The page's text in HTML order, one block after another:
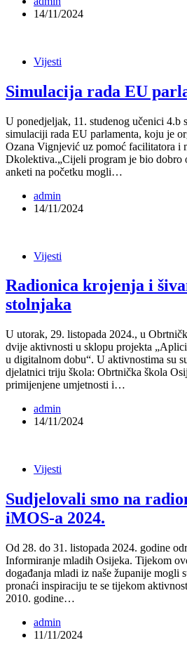
14/11/2024
Vijesti
Simulacija rada EU
U ponedjeljak, 11. studenog učenici 4.b
simulaciji rada EU parlamenta, koju je
Ozana Vignjević uz pomoć facilitatora i
Dkolektiva.„Cijeli program je bio dobro
anketi na početku mogli…
admin
14/11/2024
Vijesti
Radionica krojenja i
stolnjaka
U utorak, 29. listopada 2024., u
dvije aktivnosti u sklopu projekta
u digitalnom dobu“. U aktivnostima su
djelatnici triju škola: Obrtnička škola
primijenjene umjetnosti i…
admin
14/11/2024
Vijesti
Sudjelovali smo na
iMOS-a 2024.
Od 28. do 31. listopada 2024. godine
Informiranje mladih Osijeka. Tijekom
događanja mladi iz naše županije mogli
pronaći inspiraciju te se tijekom
2010. godine…
admin
11/11/2024